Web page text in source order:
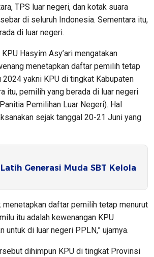
TPS luar negeri, dan kotak suara
di seluruh Indonesia. Sementara itu,
di luar negeri.
Hasyim Asy’ari mengatakan
menetapkan daftar pemilih tetap
2024 yakni KPU di tingkat Kabupaten
itu, pemilih yang berada di luar negeri
Pemilihan Luar Negeri). Hal
sejak tanggal 20-21 Juni yang
Generasi Muda SBT Kelola
menetapkan daftar pemilih tetap menurut
itu adalah kewenangan KPU
untuk di luar negeri PPLN,” ujarnya.
dihimpun KPU di tingkat Provinsi